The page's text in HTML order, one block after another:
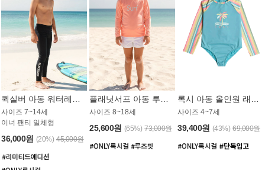
사이즈 7~14세
이너 팬티 일체형
36,000원 (20%) 45,000원
사이즈 8~18세
25,600원 (65%) 73,000원
사이즈 4~7세
39,400원 (43%) 69,000원